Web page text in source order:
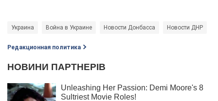
Украина Война в Украине Новости Донбасса Новости ДНР
Редакционная политика